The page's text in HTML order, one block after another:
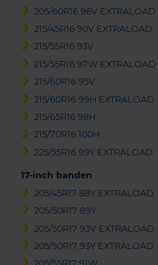
205/60R16 96V EXTRALOAD
215/45R16 90V EXTRALOAD
215/55R16 93V
215/55R16 97W EXTRALOAD
215/60R16 95V
215/60R16 99H EXTRALOAD
215/65R16 98H
215/70R16 100H
225/55R16 99Y EXTRALOAD
17-inch banden
205/45R17 88Y EXTRALOAD
205/50R17 89Y
205/50R17 93V EXTRALOAD
205/50R17 93Y EXTRALOAD